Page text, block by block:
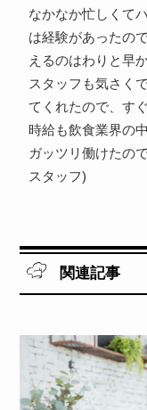
なかなか忙しくて
は経験があったの
えるのはわりと早
スタッフも気さく
てくれたので、す
時給も飲食業界の
ガッツリ働けたの
スタッフ)
関連記事